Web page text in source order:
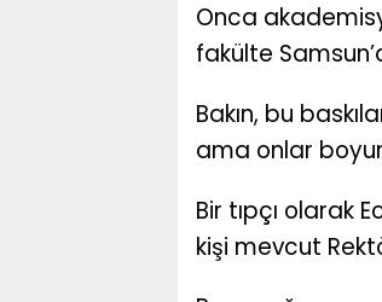
Onca
fakülte
Bakın, bu
ama onlar
Bir tıpçı olarak
kişi mevcut